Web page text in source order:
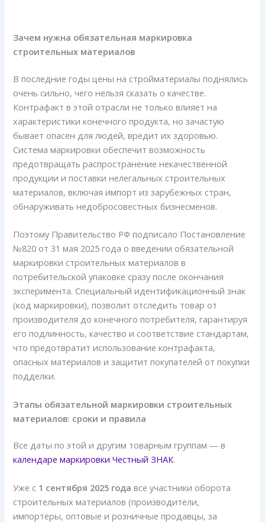
Зачем нужна обязательная маркировка
строительных материалов
В последние годы цены на стройматериалы поднялись
очень сильно, чего нельзя сказать о качестве.
Контрафакт в этой отрасли не только влияет на
характеристики конечного продукта, но зачастую
бывает опасен для людей, вредит их здоровью.
Система маркировки обеспечит возможность
предотвращать распространение некачественной
продукции и поставки нелегальных строительных
материалов, включая импорт из зарубежных стран,
обнаруживать недобросовестных бизнесменов.
Поэтому Правительство РФ подписало Постановление
№820 от 31 мая 2025 года о введении обязательной
маркировки строительных материалов в
потребительской упаковке сразу после окончания
эксперимента. Специальный идентификационный знак
(код маркировки), позволит отследить товар от
производителя до конечного потребителя, гарантируя
его подлинность, качество и соответствие стандартам,
что предотвратит использование контрафакта,
опасных материалов и защитит покупателей от покупки
подделки.
Этапы обязательной маркировки строительных
материалов: сроки и правила
Все даты по этой и другим товарным группам — в
календаре маркировки Честный ЗНАК.
Уже с 1 сентября 2025 года все участники оборота
строительных материалов (производители,
импортёры, оптовые и розничные продавцы, за